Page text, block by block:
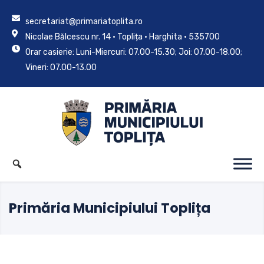
secretariat@primariatoplita.ro
Nicolae Bălcescu nr. 14 • Toplița • Harghita • 535700
Orar casierie: Luni-Miercuri: 07.00-15.30; Joi: 07.00-18.00;
Vineri: 07.00-13.00
Primăria Municipiului Toplița